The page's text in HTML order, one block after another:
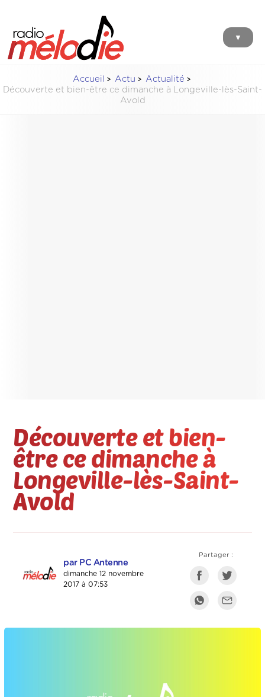
▼
Accueil Actu
Actualité
Découverte et bien-être ce dimanche à Longeville-lès-Saint-
Avold
Découverte et bien-
être ce dimanche à
Longeville-lès-Saint-
Avold
par PC Antenne
dimanche 12 novembre
2017 à 07:53
Partager :